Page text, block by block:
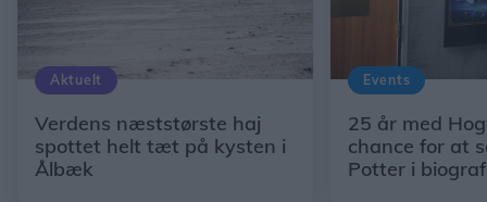
Aktuelt
Verdens næststørste haj
spottet helt tæt på kysten i
Ålbæk
Events
25 år med
chance for at
Potter i